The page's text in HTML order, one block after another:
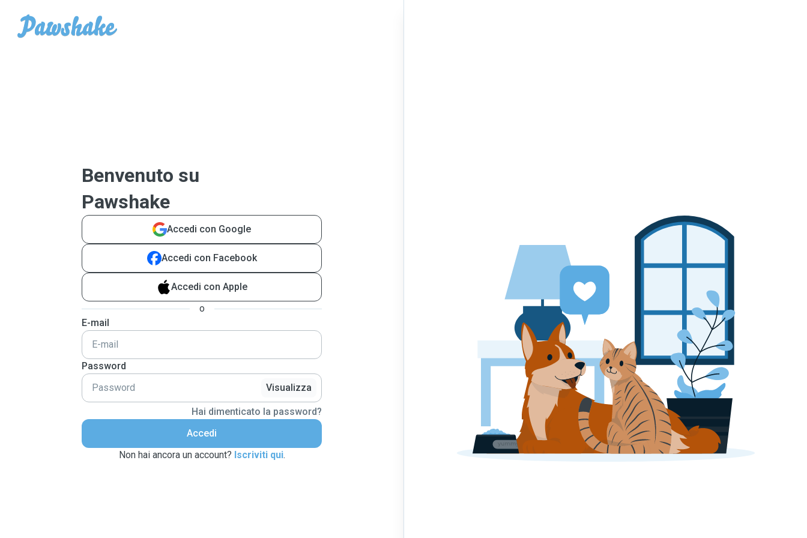
Benvenuto su
Pawshake
Accedi con Google
Accedi con Facebook
Accedi con Apple
o
E-mail
Password
Visualizza
Hai dimenticato la password?
Accedi
Non hai ancora un account? Iscriviti qui.